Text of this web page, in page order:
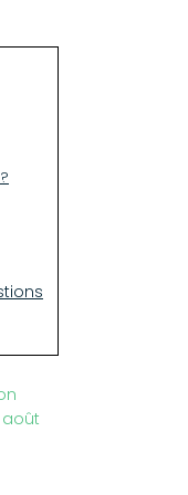
des
en
ont
fort,
août